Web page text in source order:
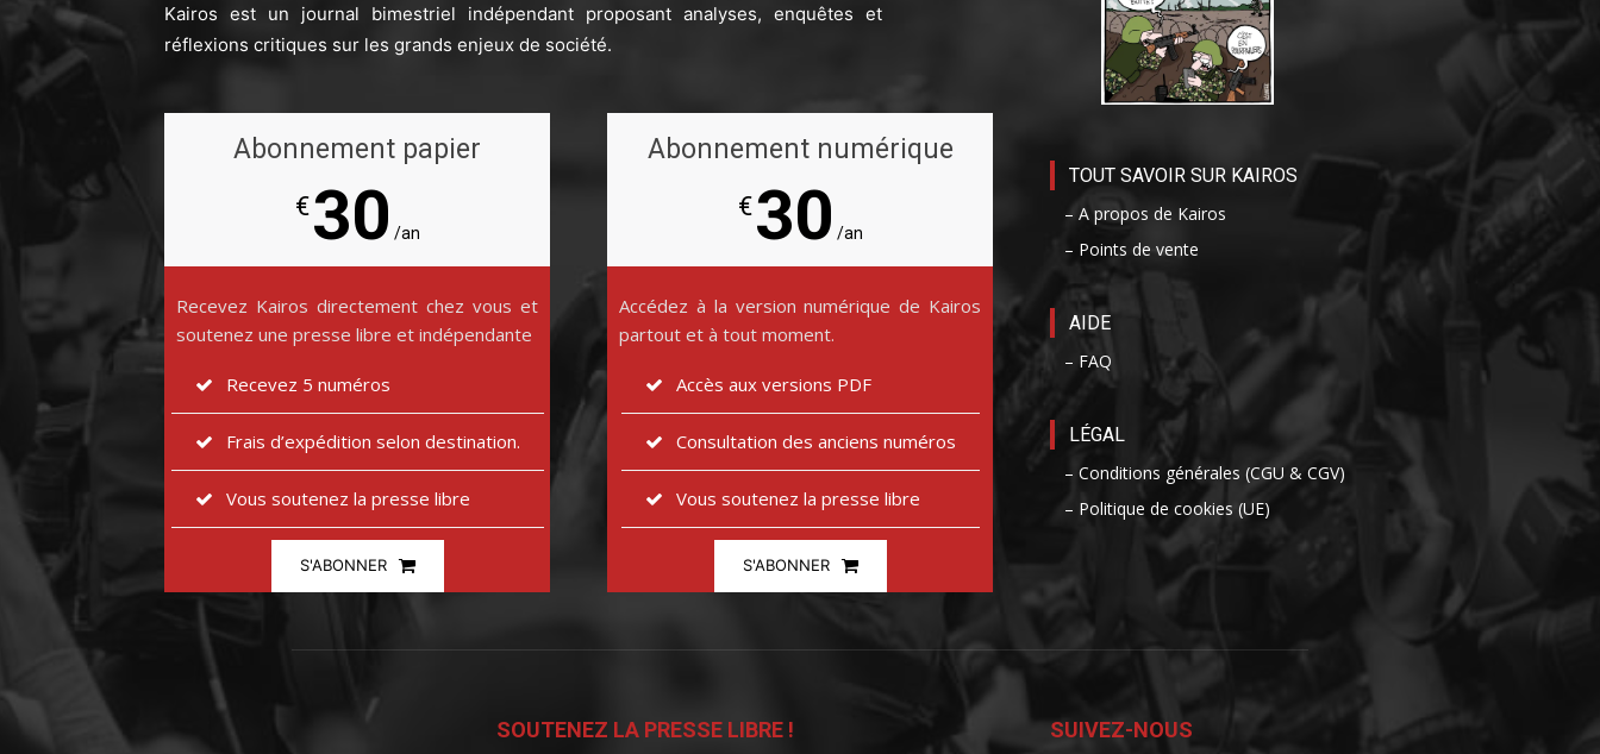
Kairos est un journal bimestriel indépendant proposant analyses, enquêtes et
réflexions critiques sur les grands enjeux de société.
Abonnement papier
€30 /an
Recevez Kairos directement chez vous et
soutenez une presse libre et indépendante
Recevez 5 numéros
Frais d’expédition selon destination.
Vous soutenez la presse libre
S'ABONNER
Abonnement numérique
€30 /an
Accédez à la version numérique de Kairos
partout et à tout moment.
Accès aux versions PDF
Consultation des anciens numéros
Vous soutenez la presse libre
S'ABONNER
TOUT SAVOIR SUR KAIROS
– A propos de Kairos
– Points de vente
AIDE
– FAQ
LÉGAL
– Conditions générales (CGU & CGV)
– Politique de cookies (UE)
SOUTENEZ LA PRESSE LIBRE ! SUIVEZ-NOUS